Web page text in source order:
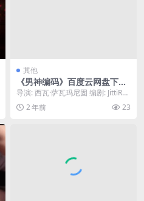
其他
《男神编码》百度云网盘下载.
阿里云盘.泰语中字.(2024)
导演: 西瓦·萨瓦玛尼固 编剧: JittiRai
n 资源下载：男神编码下载阿里...
2 年前 23